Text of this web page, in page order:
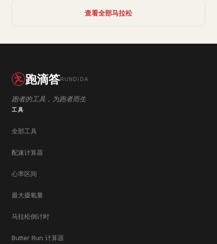
查看全部马拉松
跑滴答RUNDIDA
跑者的工具，为跑者而生
工具
全部工具
配速计算器
心率区间
最大摄氧量
马拉松倒计时
Butter Run 计算器